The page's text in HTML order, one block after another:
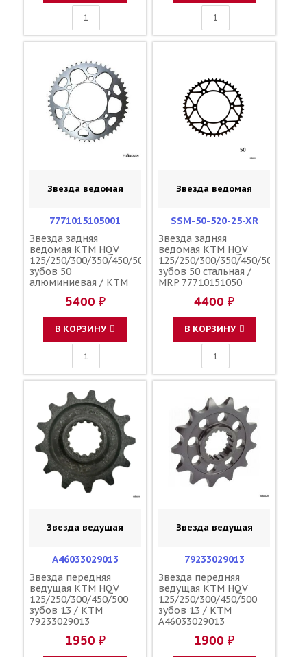
Звезда ведомая
7771015105001
Звезда задняя
ведомая KTM HQV
125/250/300/350/450/500
зубов 50
алюминиевая / KTM
5400 ₽
В КОРЗИНУ
Звезда ведомая
SSM-50-520-25-XR
Звезда задняя
ведомая KTM HQV
125/250/300/350/450/500
зубов 50 стальная /
MRP 77710151050
4400 ₽
В КОРЗИНУ
Звезда ведущая
A46033029013
Звезда передняя
ведущая KTM HQV
125/250/300/450/500
зубов 13 / KTM
79233029013
1950 ₽
Звезда ведущая
79233029013
Звезда передняя
ведущая KTM HQV
125/250/300/450/500
зубов 13 / KTM
A46033029013
1900 ₽